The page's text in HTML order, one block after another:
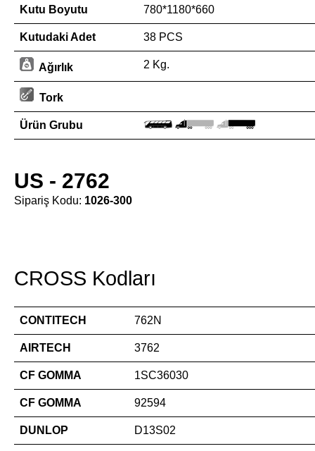
Kutu Boyutu 780*1180*660
Kutudaki Adet 38 PCS
Ağırlık 2 Kg.
Tork
Ürün Grubu
US - 2762
Sipariş Kodu: 1026-300
CROSS Kodları
CONTITECH 762N
AIRTECH 3762
CF GOMMA 1SC36030
CF GOMMA 92594
DUNLOP D13S02